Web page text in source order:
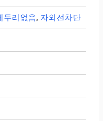
두리없음, 자외선차단